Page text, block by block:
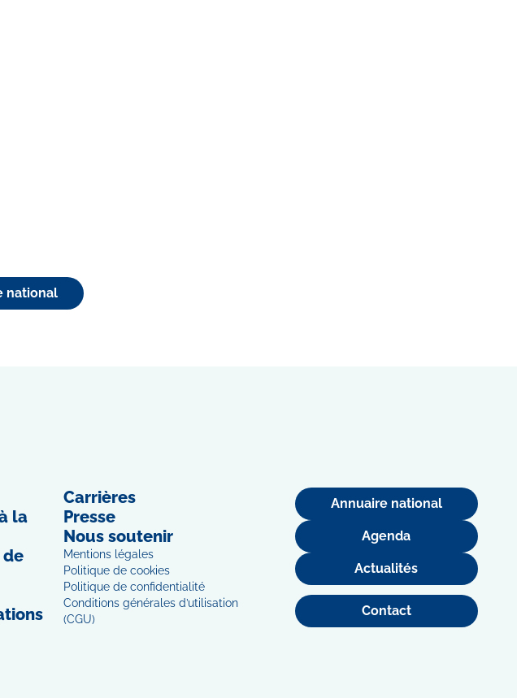
national
la
de
Carrières
Presse
Nous soutenir
Mentions légales
Politique de cookies
Politique de confidentialité
Conditions générales d’utilisation
(CGU)
Annuaire national
Agenda
Actualités
Contact